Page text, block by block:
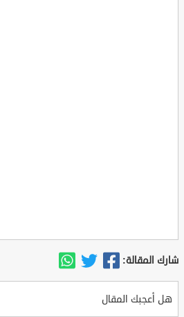
شارك المقالة:
هل أعجبك المقال